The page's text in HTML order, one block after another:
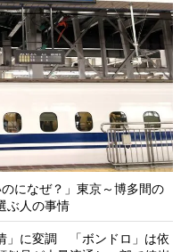
になぜ？」東京～博多間の
ぶ人の事情
」に変調 「ボンドロ」は依